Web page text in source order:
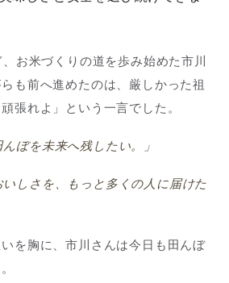
お米づくりの道を歩み始めた市川
も前へ進めたのは、厳しかった祖
張れよ」という一言でした。
んぼを未来へ残したい。」
いしさを、もっと多くの人に届けた
を胸に、市川さんは今日も田んぼ